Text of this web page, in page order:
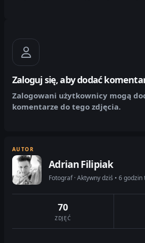
Zaloguj się, aby dodać
Zalogowani użytkownicy mogą
komentarze do tego zdjęcia.
AUTOR
Adrian Filipiak
Fotograf · Aktywny dziś • 6
70
ZDJĘĆ